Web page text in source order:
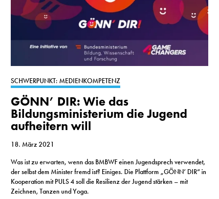
SCHWERPUNKT: MEDIENKOMPETENZ
GÖNN’ DIR: Wie das
Bildungsministerium die Jugend
aufheitern will
18. März 2021
Was ist zu erwarten, wenn das BMBWF einen Jugendsprech verwendet,
der selbst dem Minister fremd ist? Einiges. Die Plattform „GÖNN’ DIR“ in
Kooperation mit PULS 4 soll die Resilienz der Jugend stärken – mit
Zeichnen, Tanzen und Yoga.